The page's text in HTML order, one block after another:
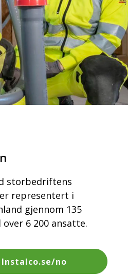
storbedriftens
representert i
gjennom 135
6 200 ansatte.
Instalco.se/no